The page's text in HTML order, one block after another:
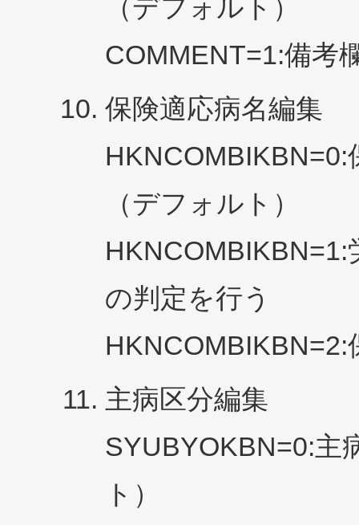
（デフォルト）
COMMENT=1:備考
保険適応病名編集
（デフォルト）
の判定を行う
主病区分編集
SYUBYOKBN=0:主
ト）